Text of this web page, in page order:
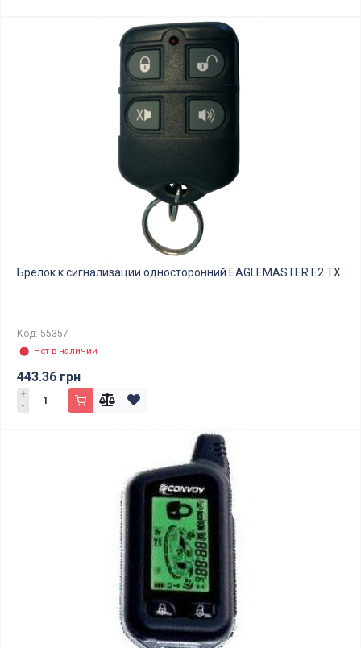
Брелок к сигнализации односторонний EAGLEMASTER E2 TX
Код: 55357
⬤ Нет в наличии
443.36 грн
+
-